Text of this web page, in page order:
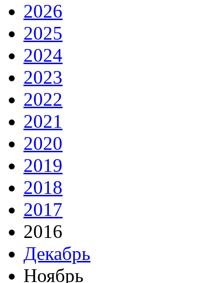
2026
2025
2024
2023
2022
2021
2020
2019
2018
2017
2016
Декабрь
Ноябрь